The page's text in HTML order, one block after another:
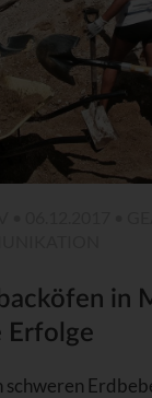
in
Erfolge
schweren